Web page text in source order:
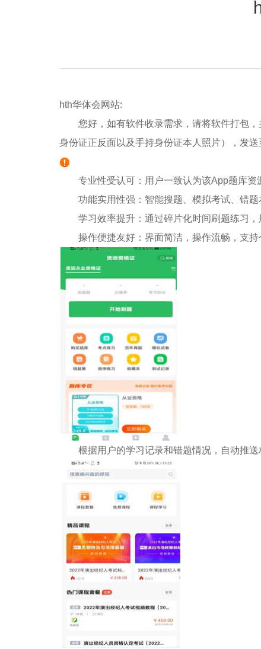
hth华体会网站:
您好，如有软件收录需求，请将软件打包，
身份证正反面以及手持身份证本人照片），发送
专业性受认可：用户一致认为该App题库资
功能实用性强：智能搜题、模拟考试、错题
学习效率提升：通过碎片化时间刷题练习，
操作便捷友好：界面简洁，操作流畅，支持
根据用户的学习记录和错题情况，自动推送